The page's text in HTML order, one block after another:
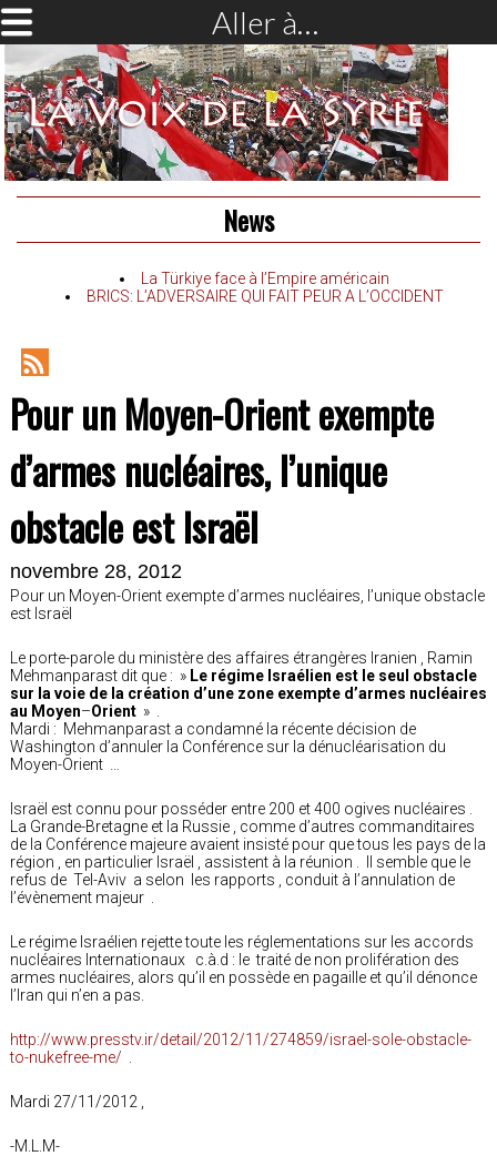
Aller à…
News
La Türkiye face à l’Empire américain
BRICS: L’ADVERSAIRE QUI FAIT PEUR A L’OCCIDENT
RSS
Feed
Pour un Moyen-Orient exempte
d’armes nucléaires, l’unique
obstacle est Israël
novembre 28, 2012
Pour un Moyen-Orient exempte d’armes nucléaires, l’unique obstacle
est Israël
Le porte-parole du ministère des affaires étrangères Iranien , Ramin
Mehmanparast dit que : » Le régime Israélien est le seul obstacle
sur la voie de la création d’une zone exempte d’armes nucléaires
au Moyen–Orient » .
Mardi : Mehmanparast a condamné la récente décision de
Washington d’annuler la Conférence sur la dénucléarisation du
Moyen-Orient …
Israël est connu pour posséder entre 200 et 400 ogives nucléaires .
La Grande-Bretagne et la Russie , comme d’autres commanditaires
de la Conférence majeure avaient insisté pour que tous les pays de la
région , en particulier Israël , assistent à la réunion . Il semble que le
refus de Tel-Aviv a selon les rapports , conduit à l’annulation de
l’évènement majeur .
Le régime Israélien rejette toute les réglementations sur les accords
nucléaires Internationaux c.à.d : le traité de non prolifération des
armes nucléaires, alors qu’il en possède en pagaille et qu’il dénonce
l’Iran qui n’en a pas.
http://www.presstv.ir/detail/2012/11/274859/israel-sole-obstacle-
to-nukefree-me/
Mardi 27/11/2012 ,
-M.L.M-